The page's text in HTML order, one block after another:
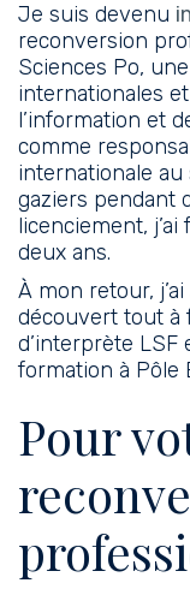
Je suis devenu
reconversion
Sciences Po,
internationales
l’information et
comme
internationale
gaziers pendant
licenciement,
deux ans.
À mon retour,
découvert tout à
d’interprète
formation à Pôle
Pour